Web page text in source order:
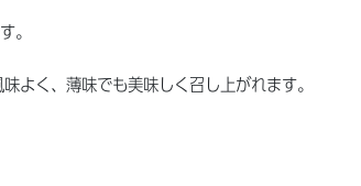
。
よく、薄味でも美味しく召し上がれます。